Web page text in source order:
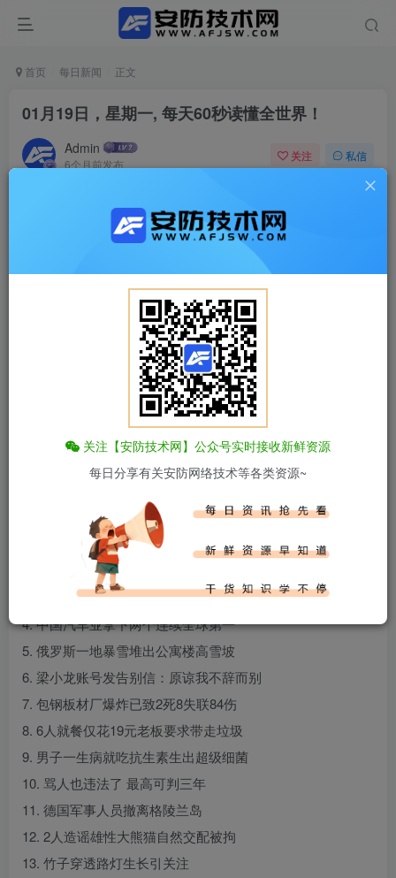
首页 每日新闻 正文
01月19日，星期一, 每天60秒读懂全世界！
Admin
6个月前发布
关注 私信
百度热搜新闻
新闻来源：百度热搜榜
1. 人民城市为人民
2. 十二年后的这个重逢感动全网
3. 雪后戈壁惊现“大地之树”景观
4. 中国汽车业拿下两个连续全球第一
5. 俄罗斯一地暴雪堆出公寓楼高雪坡
6. 梁小龙账号发告别信：原谅我不辞而别
7. 包钢板材厂爆炸已致2死8失联84伤
8. 6人就餐仅花19元老板要求带走垃圾
9. 男子一生病就吃抗生素生出超级细菌
10. 骂人也违法了 最高可判三年
11. 德国军事人员撤离格陵兰岛
12. 2人造谣雄性大熊猫自然交配被拘
13. 竹子穿透路灯生长引关注
关注【安防技术网】公众号实时接收新鲜资源
每日分享有关安防网络技术等各类资源~